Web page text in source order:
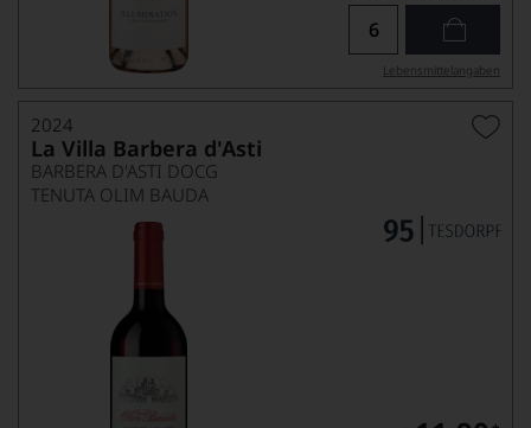
Lebensmittel­angaben
2024
La Villa Barbera d'Asti
BARBERA D'ASTI DOCG
TENUTA OLIM BAUDA